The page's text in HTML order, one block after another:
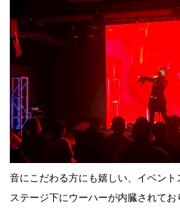
音にこだわる方にも嬉しい、イベント
ステージ下にウーハーが内臓されてお